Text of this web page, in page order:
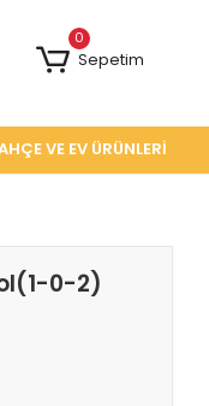
0
Sepetim
VE EV ÜRÜNLERİ
0-2)